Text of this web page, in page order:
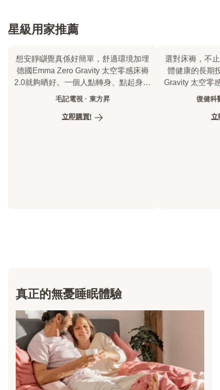
星級用家推薦
想安靜瞓覺真係好簡單，舒適環境加埋
德國Emma Zero Gravity 太空零感床褥
2.0就夠晒好。一個人點轉身、點起身，
都安靜唔打擾，成晚瞓得好穩陣
毛記電視 · 東方昇
立即購買!
選對床褥，不
體健康的長期
Gravity 太空零
設計，守
復健科
立
真正的無憂睡眠體驗